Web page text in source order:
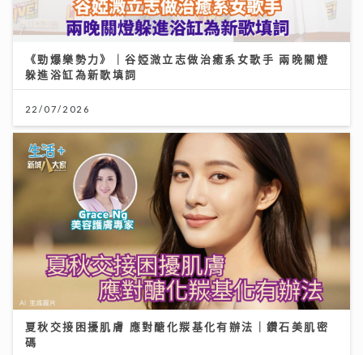
《勁爆樂勢力》｜谷婭溦立志做治癒系女歌手 兩晚關燈
躲進浴缸為新歌填詞
22/07/2026
夏秋交接困擾肌膚 應對醣化羰基化有辦法｜鑽石美肌密
碼